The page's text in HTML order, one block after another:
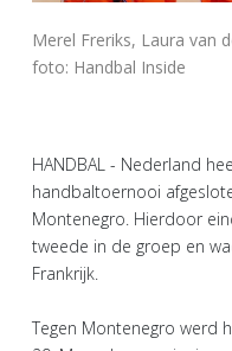
Merel Freriks, Laura van
foto: Handbal Inside
HANDBAL - Nederland
handbaltoernooi
Montenegro. Hierdoor
tweede in de groep en
Frankrijk.
Tegen Montenegro werd